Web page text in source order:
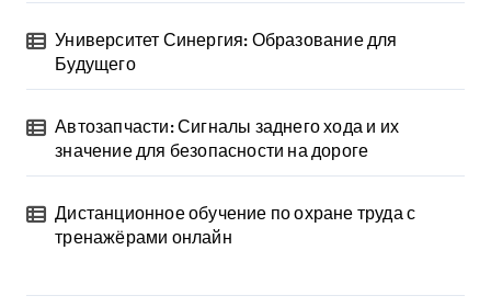
Университет Синергия: Образование для
Будущего
Автозапчасти: Сигналы заднего хода и их
значение для безопасности на дороге
Дистанционное обучение по охране труда с
тренажёрами онлайн